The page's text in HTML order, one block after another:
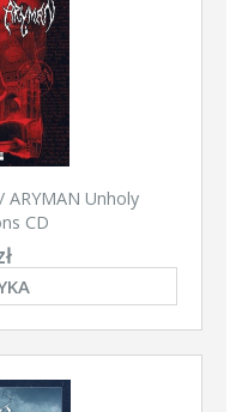
ARYMAN Unholy
CD